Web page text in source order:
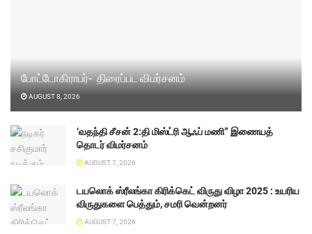
போட்டோகிராபர்- ‌ திரைப்பட விமர்சனம்
AUGUST 8, 2026
‘வதந்தி சீசன் 2:தி மிஸ்ட்ரி ஆஃப் மணி” இணையத்
தொடர் விமர்சனம்
AUGUST 7, 2026
டயலொக் ஸ்ரீலங்கா கிரிக்கெட் விருது விழா 2025 : உயரிய
விருதுகளை பெத்தும், சமரி வென்றனர்
AUGUST 7, 2026